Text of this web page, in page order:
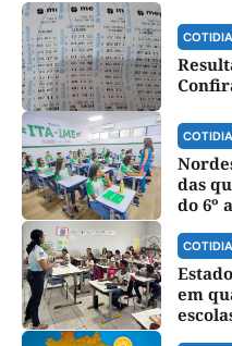
das
do 6º
em